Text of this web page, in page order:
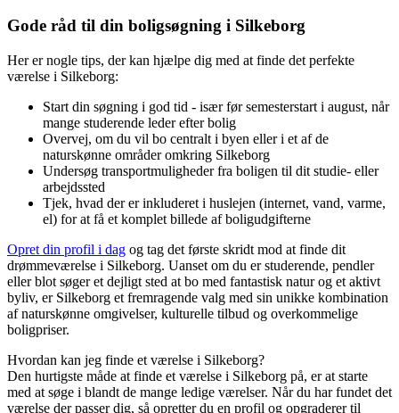
Gode råd til din boligsøgning i Silkeborg
Her er nogle tips, der kan hjælpe dig med at finde det perfekte
værelse i Silkeborg:
Start din søgning i god tid - især før semesterstart i august, når
mange studerende leder efter bolig
Overvej, om du vil bo centralt i byen eller i et af de
naturskønne områder omkring Silkeborg
Undersøg transportmuligheder fra boligen til dit studie- eller
arbejdssted
Tjek, hvad der er inkluderet i huslejen (internet, vand, varme,
el) for at få et komplet billede af boligudgifterne
Opret din profil i dag og tag det første skridt mod at finde dit
drømmeværelse i Silkeborg. Uanset om du er studerende, pendler
eller blot søger et dejligt sted at bo med fantastisk natur og et aktivt
byliv, er Silkeborg et fremragende valg med sin unikke kombination
af naturskønne omgivelser, kulturelle tilbud og overkommelige
boligpriser.
Hvordan kan jeg finde et værelse i Silkeborg?
Den hurtigste måde at finde et værelse i Silkeborg på, er at starte
med at søge i blandt de mange ledige værelser. Når du har fundet det
værelse der passer dig, så opretter du en profil og opgraderer til